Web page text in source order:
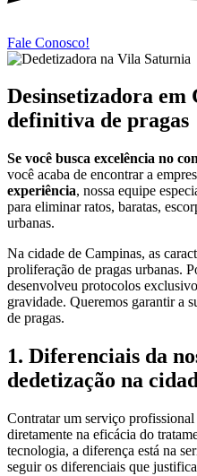
Fale Conosco!
Desinsetizadora em
definitiva de pragas
Se você busca excelência no
você acaba de encontrar a
experiência, nossa equipe
para eliminar ratos, baratas,
urbanas.
Na cidade de Campinas, as
proliferação de pragas urbanas.
desenvolveu protocolos
gravidade. Queremos garantir a
de pragas.
1. Diferenciais da
dedetização na
Contratar um serviço profissional
diretamente na eficácia do
tecnologia, a diferença está na
seguir os diferenciais que